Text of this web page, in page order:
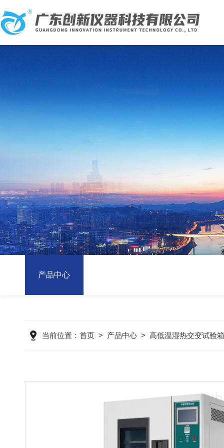
产品中心
当前位置： 首页 > 产品中心 > 高低温湿热交变试验箱